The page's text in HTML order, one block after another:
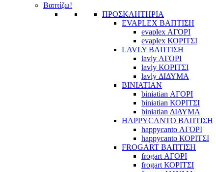
Βαπτίζω!
ΠΡΟΣΚΛΗΤΗΡΙΑ
EVAPLEX ΒΑΠΤΙΣΗ
evaplex ΑΓΟΡΙ
evaplex ΚΟΡΙΤΣΙ
LAVLY ΒΑΠΤΙΣΗ
lavly ΑΓΟΡΙ
lavly ΚΟΡΙΤΣΙ
lavly ΔΙΔΥΜΑ
BINIATIAN
biniatian ΑΓΟΡΙ
biniatian ΚΟΡΙΤΣΙ
biniatian ΔΙΔΥΜΑ
HAPPYCANTO ΒΑΠΤΙΣΗ
happycanto ΑΓΟΡΙ
happycanto ΚΟΡΙΤΣΙ
FROGART ΒΑΠΤΙΣΗ
frogart ΑΓΟΡΙ
frogart ΚΟΡΙΤΣΙ